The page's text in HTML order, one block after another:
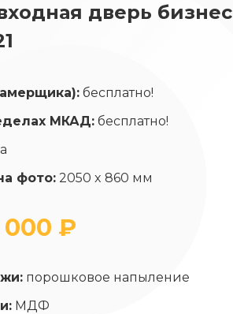
дверь бизнес
бесплатно!
МКАД: бесплатно!
фото: 2050 x 860 мм
000 ₽
порошковое напыление
МДФ